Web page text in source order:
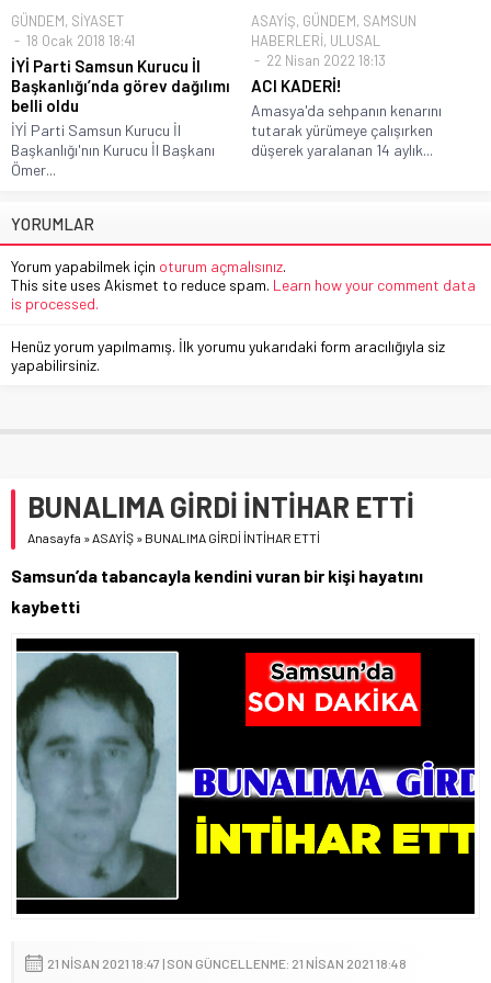
GÜNDEM, SİYASET
18 Ocak 2018 18:41
İYİ Parti Samsun Kurucu İl
Başkanlığı’nda görev dağılımı
belli oldu
İYİ Parti Samsun Kurucu İl
Başkanlığı'nın Kurucu İl Başkanı
Ömer...
ASAYİŞ, GÜNDEM, SAMSUN
HABERLERİ, ULUSAL
22 Nisan 2022 18:13
ACI KADERİ!
Amasya'da sehpanın kenarını
tutarak yürümeye çalışırken
düşerek yaralanan 14 aylık...
YORUMLAR
Yorum yapabilmek için oturum açmalısınız.
This site uses Akismet to reduce spam. Learn how your comment data
is processed.
Henüz yorum yapılmamış. İlk yorumu yukarıdaki form aracılığıyla siz
yapabilirsiniz.
BUNALIMA GİRDİ İNTİHAR ETTİ
Anasayfa »ASAYİŞ » BUNALIMA GİRDİ İNTİHAR ETTİ
Samsun’da tabancayla kendini vuran bir kişi hayatını
kaybetti
21 NISAN 2021 18:47 | SON GÜNCELLENME: 21 NISAN 2021 18:48